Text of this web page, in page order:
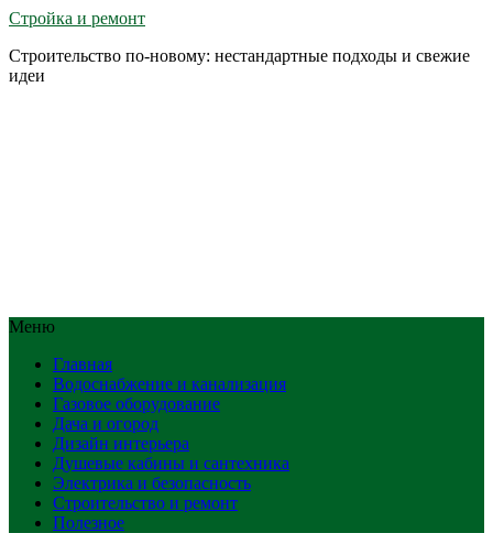
Стройка и ремонт
Строительство по-новому: нестандартные подходы и свежие
идеи
Меню
Главная
Водоснабжение и канализация
Газовое оборудование
Дача и огород
Дизайн интерьера
Душевые кабины и сантехника
Электрика и безопасность
Строительство и ремонт
Полезное